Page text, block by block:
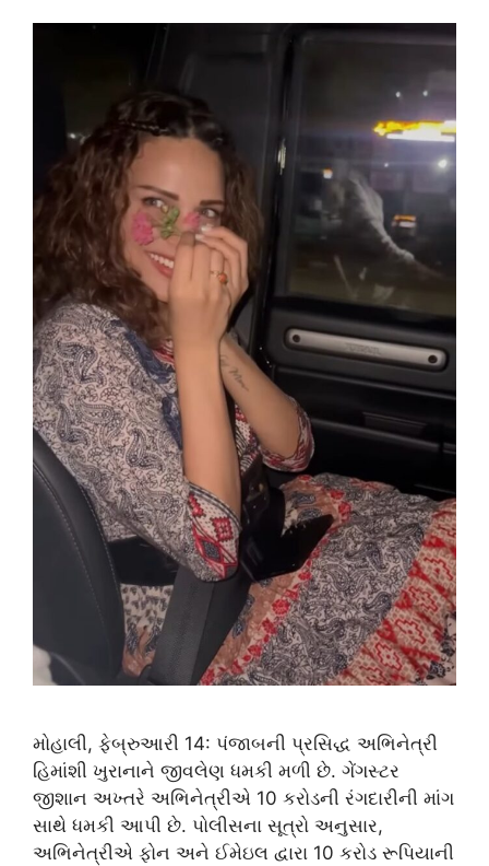
મોહાલી, ફેબ્રુઆરી 14: પંજાબની પ્રસિદ્ધ અભિનેત્રી
હિમાંશી ખુરાનાને જીવલેણ ધમકી મળી છે. ગેંગસ્ટર
જીશાન અખ્તરે અભિનેત્રીએ 10 કરોડની રંગદારીની માંગ
સાથે ધમકી આપી છે. પોલીસના સૂત્રો અનુસાર,
અભિનેત્રીએ ફોન અને ઈમેઇલ દ્વારા 10 કરોડ રૂપિયાની